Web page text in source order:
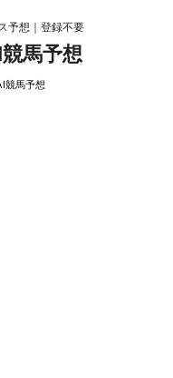
予想｜登録不要
馬予想
競馬予想